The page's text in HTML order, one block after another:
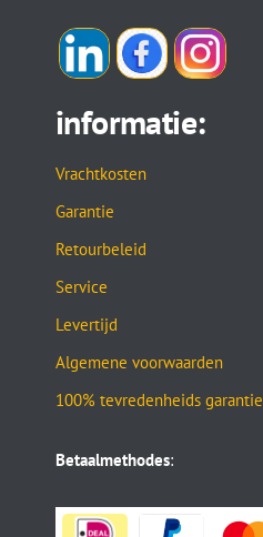
informatie:
Vrachtkosten
Garantie
Retourbeleid
Service
Levertijd
Algemene voorwaarden
100% tevredenheids garantie
Betaalmethodes: